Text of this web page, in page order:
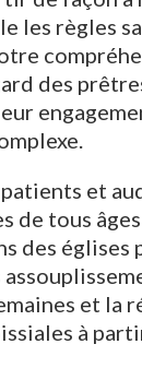
les règles
des
et
de tous
des églises
et la
à